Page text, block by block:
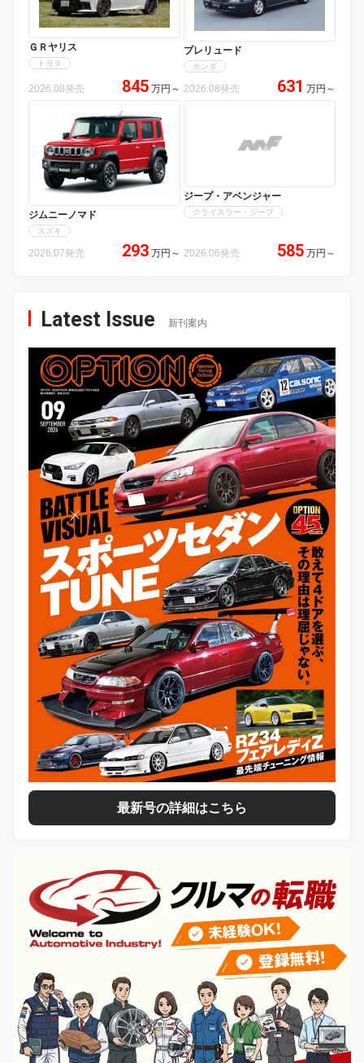
ＧＲヤリス
トヨタ
2026.08発売 845 万円 ～
プレリュード
ホンダ
2026.08発売 631 万円 ～
ジムニーノマド
スズキ
2026.07発売 293 万円 ～
ジープ・アベンジャー
クライスラー・ジープ
2026.06発売 585 万円 ～
Latest Issue 新刊案内
最新号の詳細はこちら